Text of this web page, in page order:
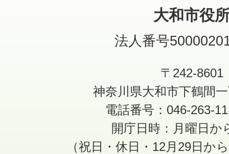
大和市役
法人番号
〒242-8601
神奈川県大和市下鶴間
電話番号：046-263-
開庁日時：月曜日か
（祝日・休日・12月29日か